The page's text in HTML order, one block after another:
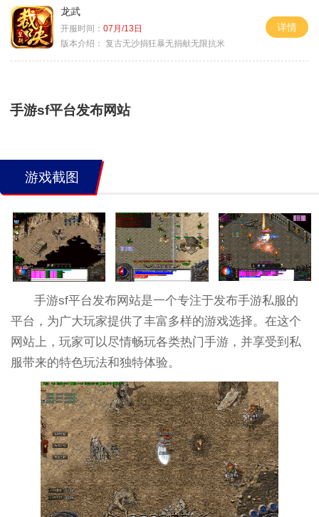
龙武
开服时间： 07月/13日
版本介绍： 复古无沙捐狂暴无捐献无限抗米
详情
手游sf平台发布网站
游戏截图
手游sf平台发布网站是一个专注于发布手游私服的
平台，为广大玩家提供了丰富多样的游戏选择。在这个
网站上，玩家可以尽情畅玩各类热门手游，并享受到私
服带来的特色玩法和独特体验。